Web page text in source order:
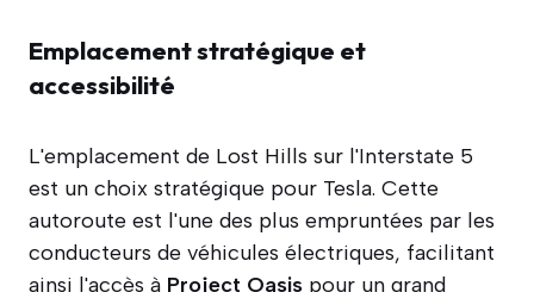
Emplacement stratégique et
accessibilité
L'emplacement de Lost Hills sur l'Interstate 5
est un choix stratégique pour Tesla. Cette
autoroute est l'une des plus empruntées par les
conducteurs de véhicules électriques, facilitant
ainsi l'accès à Project Oasis pour un grand